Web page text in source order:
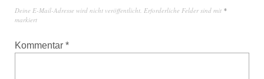
Deine E-Mail-Adresse wird nicht veröffentlicht. Erforderliche Felder sind mit *
markiert
Kommentar *